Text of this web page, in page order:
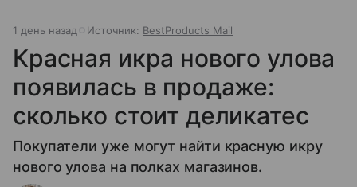
1 день назад Источник: BestProducts Mail
Красная икра нового улова
появилась в продаже:
сколько стоит деликатес
Покупатели уже могут найти красную икру
нового улова на полках магазинов.